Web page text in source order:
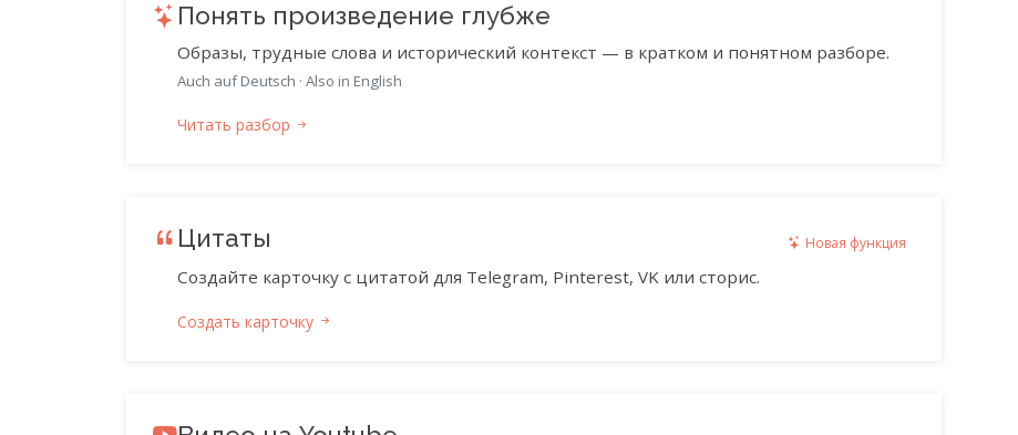
Понять произведение глубже
Образы, трудные слова и исторический контекст — в кратком и понятном разборе.
Auch auf Deutsch · Also in English
Читать разбор
Цитаты Новая функция
Создайте карточку с цитатой для Telegram, Pinterest, VK или сторис.
Создать карточку